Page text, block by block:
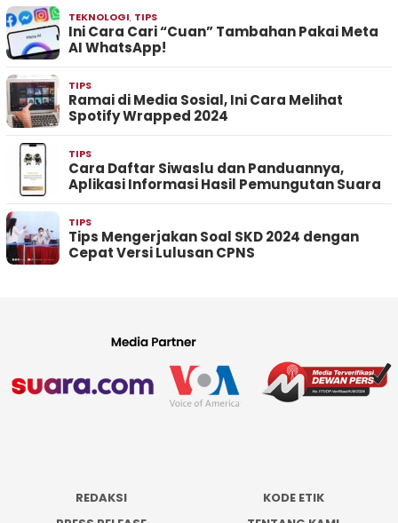
TEKNOLOGI, TIPS
Ini Cara Cari “Cuan” Tambahan Pakai Meta
AI WhatsApp!
TIPS
Ramai di Media Sosial, Ini Cara Melihat
Spotify Wrapped 2024
TIPS
Cara Daftar Siwaslu dan Panduannya,
Aplikasi Informasi Hasil Pemungutan Suara
TIPS
Tips Mengerjakan Soal SKD 2024 dengan
Cepat Versi Lulusan CPNS
REDAKSI
KODE ETIK